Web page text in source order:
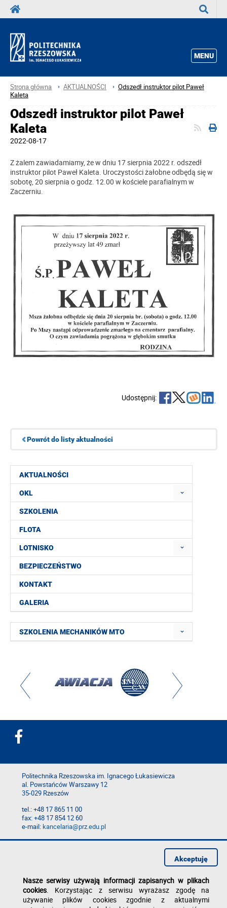
MENU
Strona główna AKTUALNOŚCI
Odszedł instruktor pilot Paweł
Kaleta
AKTUALNOŚCI
OKL
SZKOLENIA
FLOTA
LOTNISKO
BEZPIECZEŃSTWO
KONTAKT
GALERIA
SZKOLENIA MECHANIKÓW MTO
Odszedł instruktor pilot Paweł
Kaleta
2022-08-17
Z żalem zawiadamiamy, że w dniu 17 sierpnia 2022 r. odszedł
instruktor pilot Paweł Kaleta. Uroczystości żałobne odbędą się w
sobotę, 20 sierpnia o godz. 12.00 w kościele parafialnym w
Zaczerniu.
Udostępnij:
Powrót do listy aktualności
Politechnika Rzeszowska im. Ignacego Łukasiewicza
al. Powstańców Warszawy 12
35-029 Rzeszów
tel.: +48 17 865 11 00
fax: +48 17 854 12 60
e-mail:kancelaria@prz.edu.pl
Deklaracja dostępności
Nasze serwisy używają informacji zapisanych w plikach
cookies. Korzystając z serwisu wyrażasz zgodę na
używanie plików cookies zgodnie z aktualnymi
Akceptuję